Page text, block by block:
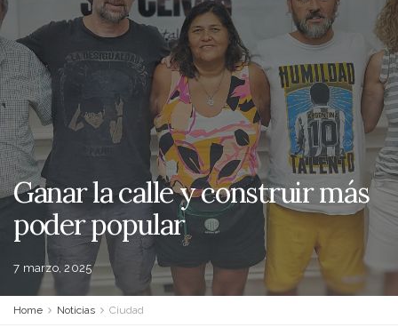
Ganar la calle y construir más
poder popular
7 marzo, 2025
Home Noticias Ciudad